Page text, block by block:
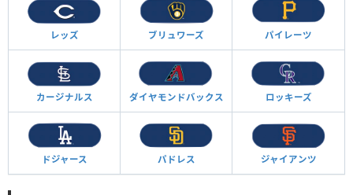
レッズ ブリュワーズ パイレーツ
カージナルス ダイヤモンドバックス ロッキーズ
ドジャース パドレス ジャイアンツ